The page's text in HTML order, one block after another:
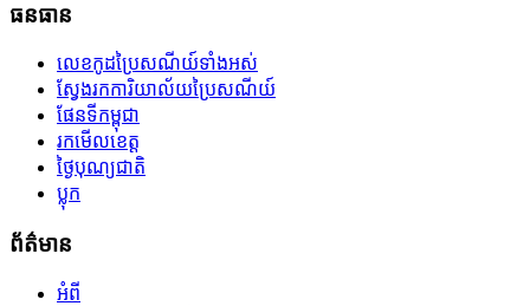
ធនធាន
លេខកូដប្រៃសណីយ៍ទាំងអស់
ស្វែងរកការិយាល័យប្រៃសណីយ៍
ផែនទីកម្ពុជា
រកមើលខេត្ត
ថ្ងៃបុណ្យជាតិ
ប្លុក
ព័ត៌មាន
អំពី